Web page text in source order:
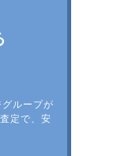
ループが
定で、安